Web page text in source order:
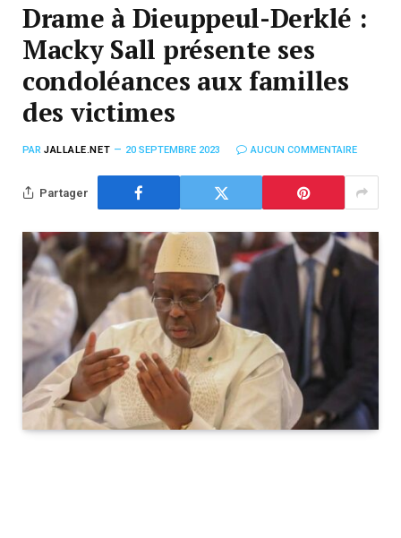
Drame à Dieuppeul-Derklé :
Macky Sall présente ses
condoléances aux familles
des victimes
PAR JALLALE.NET 20 SEPTEMBRE 2023 AUCUN COMMENTAIRE
Partager